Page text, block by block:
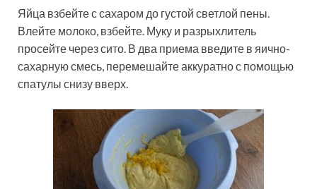
Яйца взбейте с сахаром до густой светлой пены.
Влейте молоко, взбейте. Муку и разрыхлитель
просейте через сито. В два приема введите в яично-
сахарную смесь, перемешайте аккуратно с помощью
спатулы снизу вверх.